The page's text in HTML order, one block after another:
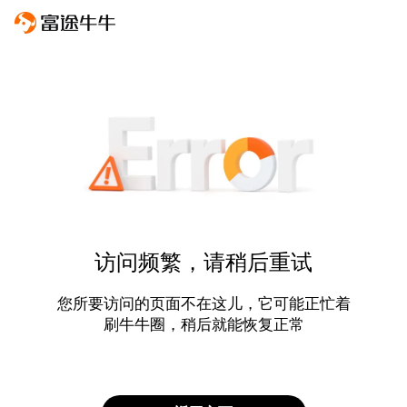
访问频繁，请稍后重试
您所要访问的页面不在这儿，它可能正忙着
刷牛牛圈，稍后就能恢复正常